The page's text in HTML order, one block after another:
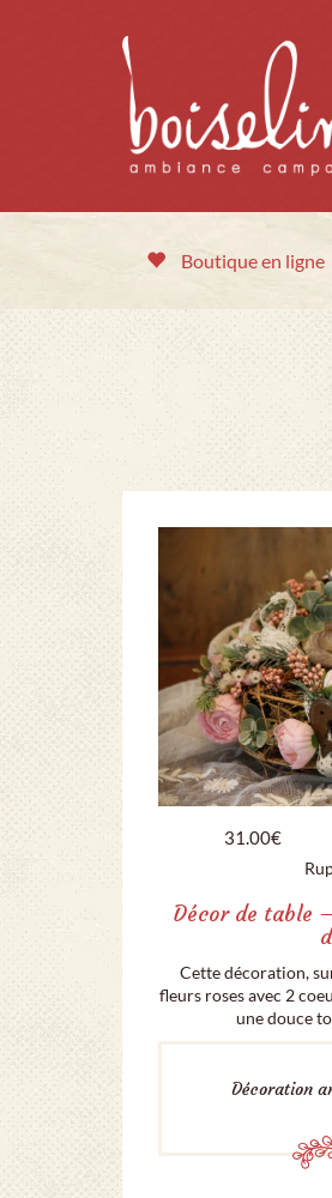
Boutique en ligne
31.00€
Décor de table
Cette décoration,
fleurs roses avec 2
une douce
Décoration